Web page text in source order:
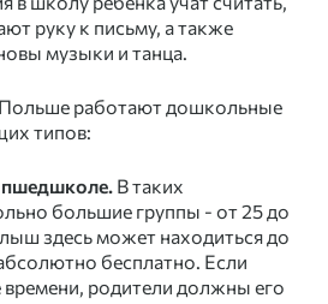
руку к письму, а также
музыки и танца.
работают дошкольные
типов:
пшeдшкoлe. В таких
большие группы - от 25 до
здесь может находиться до
бесплатно. Если
родители должны его